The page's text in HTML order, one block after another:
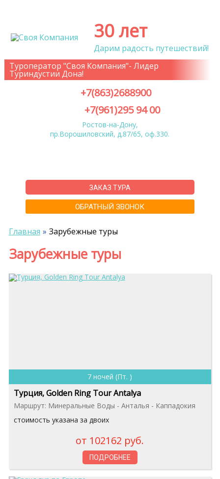
30 лет
Дарим радость путешествий!
Туроператор "Своя Компания"- Лидер
Туриндустии Дона!
ЗАКАЗ ТУРА
ОБРАТНЫЙ ЗВОНОК
+7(863)2688900
+7(961)295 94 00
Ростов-на-Дону,
пр.Ворошиловский, д.87/65, оф.330.
Главная Зарубежные туры
Зарубежные туры
7 ночей (Пт. )
Турция, Golden Ring Tour Antalya
Маршрут: Минеральные Воды - Анталья - Каппадокия
стоимость указана за двоих
от 102162 руб.
ПОДРОБНЕЕ